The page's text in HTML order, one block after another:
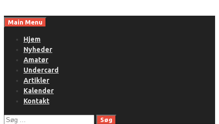
toMain Menu
Hjem
Nyheder
Amatør
Undercard
Artikler
Kalender
Kontakt
Søg